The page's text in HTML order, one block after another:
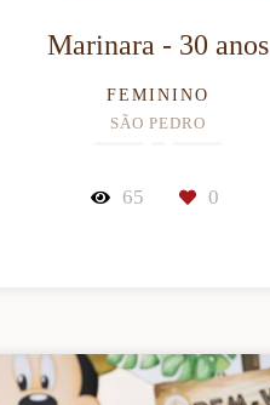
Marinara - 30 anos
FEMININO
SÃO PEDRO
65 0